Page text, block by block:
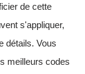
de cette
s'appliquer,
détails. Vous
meilleurs codes